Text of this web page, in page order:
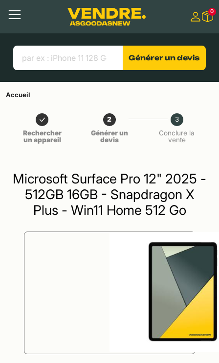
Contenu principal
Menu
Liens utiles
0
Générer un devis
Accueil
Rechercher
un appareil
2
Générer un
devis
3
Conclure la
vente
Microsoft Surface Pro 12" 2025 -
512GB 16GB - Snapdragon X
Plus - Win11 Home 512 Go